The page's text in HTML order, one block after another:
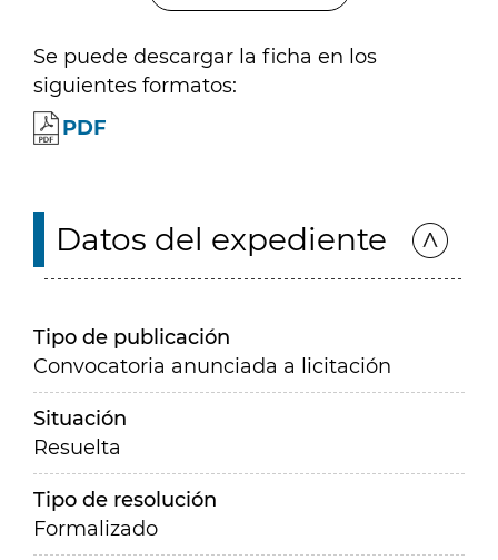
Se puede descargar la ficha en los
siguientes formatos:
PDF
Datos del expediente
Tipo de publicación
Convocatoria anunciada a licitación
Situación
Resuelta
Tipo de resolución
Formalizado